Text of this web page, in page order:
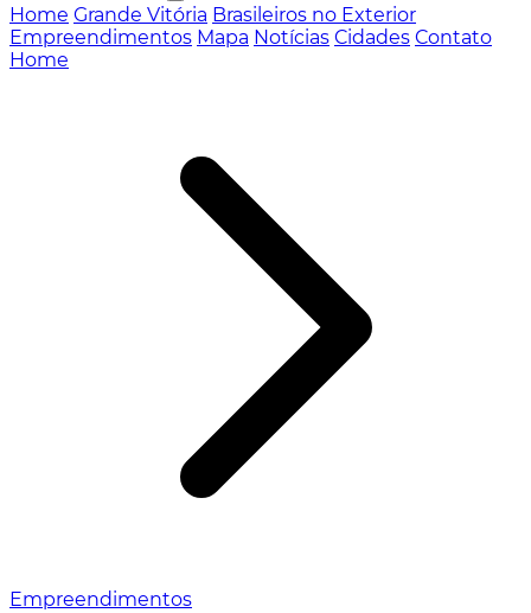
Home Grande Vitória Brasileiros no Exterior
Empreendimentos Mapa Notícias Cidades Contato
Home
Empreendimentos